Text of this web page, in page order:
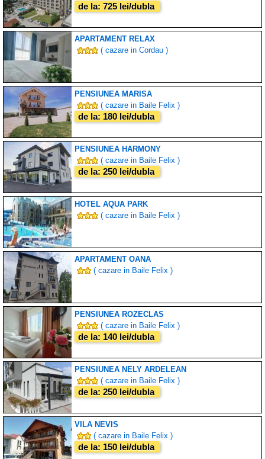
de la: 725 lei/dubla
APARTAMENT RELAX
( cazare in Cordau )
PENSIUNEA MARISA
( cazare in Baile Felix )
de la: 180 lei/dubla
PENSIUNEA HARMONY
( cazare in Baile Felix )
de la: 250 lei/dubla
HOTEL AQUA PARK
( cazare in Baile Felix )
APARTAMENT OANA
( cazare in Baile Felix )
PENSIUNEA ROZECLAS
( cazare in Baile Felix )
de la: 140 lei/dubla
PENSIUNEA NELY ARDELEAN
( cazare in Baile Felix )
de la: 250 lei/dubla
VILA NEVIS
( cazare in Baile Felix )
de la: 150 lei/dubla